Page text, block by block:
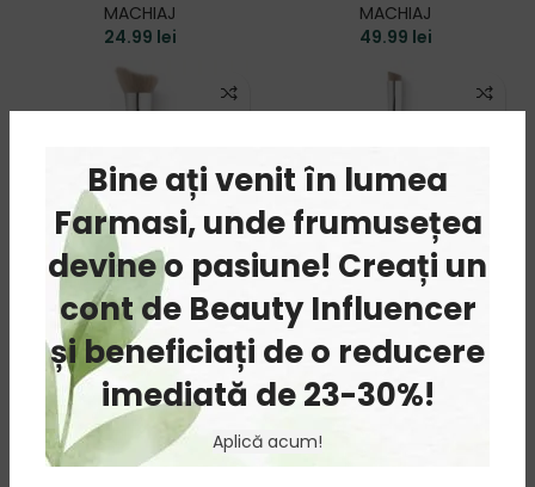
Bine ați venit în lumea
Farmasi, unde frumusețea
devine o pasiune! Creați un
cont de Beauty Influencer
și beneficiați de o reducere
imediată de 23-30%!
Aplică acum!
MACHIAJ
24.99 lei
MACHIAJ
49.99 lei
Pensula pentru
Iluminator
Accesorii Frumusețe
MACHIAJ
49.99
Pensula pentru
Tus